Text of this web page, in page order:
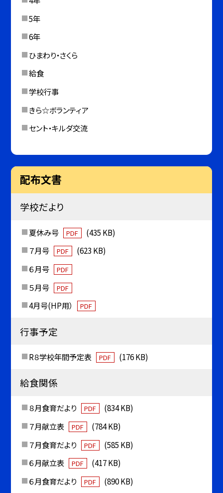
5年
6年
ひまわり・さくら
給食
学校行事
きら☆ボランティア
セント・キルダ交流
配布文書
学校だより
夏休み号 PDF
(435 KB)
７月号
PDF
(623 KB)
６月号
PDF
５月号 PDF
4月号(HP用） PDF
行事予定
R８学校年間予定表 PDF (176 KB)
給食関係
８月食育だより PDF
(834 KB)
７月献立表
PDF
(784 KB)
７月食育だより
PDF
(585 KB)
６月献立表
PDF
(417 KB)
６月食育だより
PDF
(890 KB)